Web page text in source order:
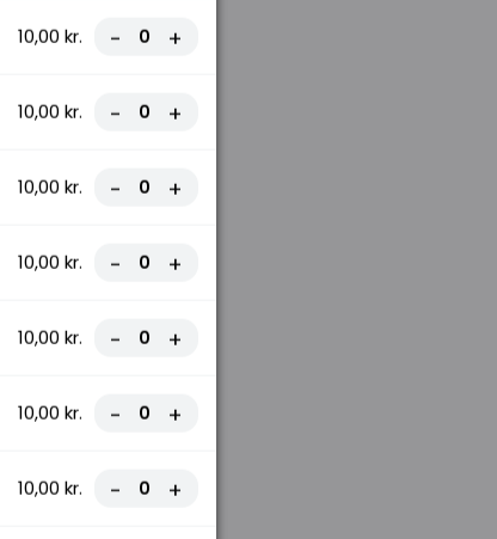
10,00 kr. - +
10,00 kr. - +
10,00 kr. - +
10,00 kr. - +
10,00 kr. - +
10,00 kr. - +
10,00 kr. - +